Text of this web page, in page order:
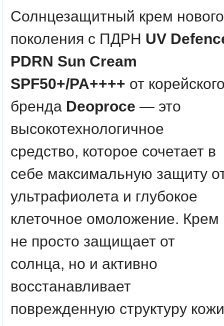
Солнцезащитный крем нового
поколения с ПДРН UV
PDRN Sun Cream
SPF50+/PA++++ от
бренда Deoproce — это
высокотехнологичное
средство, которое сочетает в
себе максимальную защиту
ультрафиолета и глубокое
клеточное омоложение. Крем
не просто защищает от
солнца, но и активно
восстанавливает
поврежденную структуру